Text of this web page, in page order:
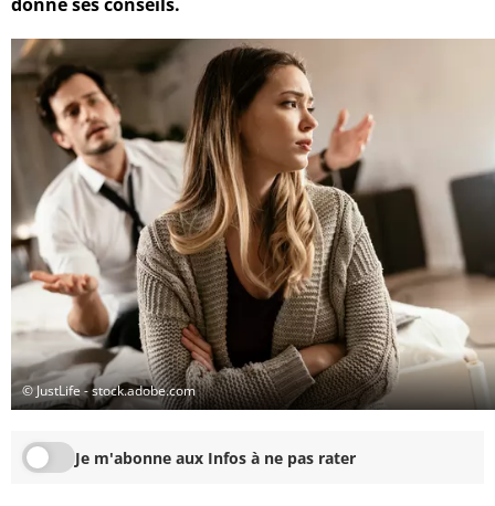
© JustLife - stock.adobe.com
Je m'abonne aux Infos à ne pas rater